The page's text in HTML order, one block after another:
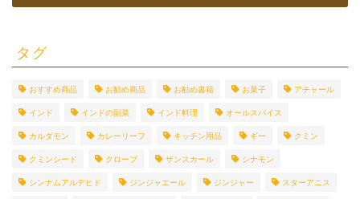
タグ
おすすめ商品 お勧め商品 お勧め書籍 お菓子 アチャール
インド インドの副菜 インド料理 オールスパイス
カルダモン カレーリーフ キッチン用品 ギー クミン
クミンシード クローブ ザンスカール シナモン
シンナムアルデヒド ジンジャエール ジンジャー スターアニス